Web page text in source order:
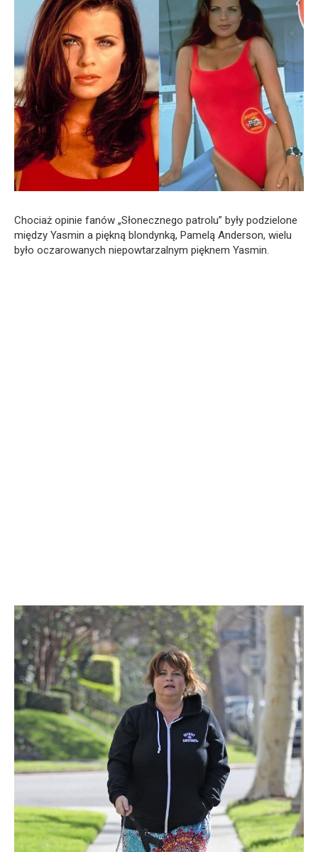
Chociaż opinie fanów „Słonecznego patrolu” były podzielone
między Yasmin a piękną blondynką, Pamelą Anderson, wielu
było oczarowanych niepowtarzalnym pięknem Yasmin.